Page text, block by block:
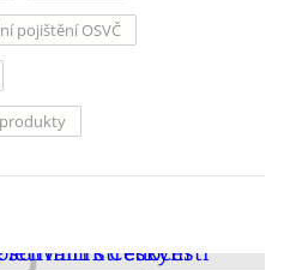
pojištění OSVČ